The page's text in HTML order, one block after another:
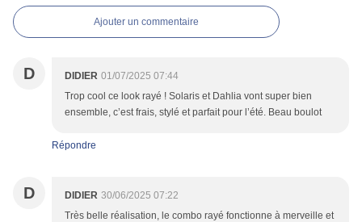
Ajouter un commentaire
D DIDIER 01/07/2025 07:44
Trop cool ce look rayé ! Solaris et Dahlia vont super bien
ensemble, c’est frais, stylé et parfait pour l’été. Beau boulot
Répondre
D DIDIER 30/06/2025 07:22
Très belle réalisation, le combo rayé fonctionne à merveille et